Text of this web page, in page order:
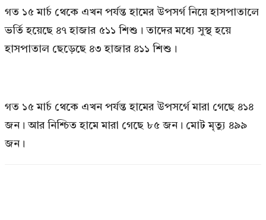
গত ১৫ মার্চ থেকে এখন পর্যন্ত হামের উপসর্গ নিয়ে হাসপাতালে
ভর্তি হয়েছে ৪৭ হাজার ৫১১ শিশু। তাদের মধ্যে সুস্থ হয়ে
হাসপাতাল ছেড়েছে ৪৩ হাজার ৪১১ শিশু।
গত ১৫ মার্চ থেকে এখন পর্যন্ত হামের উপসর্গে মারা গেছে ৪১৪
জন। আর নিশ্চিত হামে মারা গেছে ৮৫ জন। মোট মৃত্যু ৪৯৯
জন।